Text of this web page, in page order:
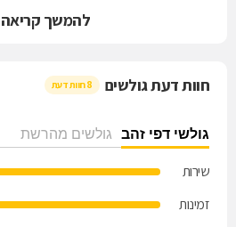
הקוסמטיקה ותחום האלקטרוניקה, עבור
גם מתקני תצוגה, מעמדים לתערוכות, מוצרי
להמשך קריאה
חוות דעת גולשים 8 חוות דעת
גולשי דפי זהב גולשים מהרשת
שירות
זמינות